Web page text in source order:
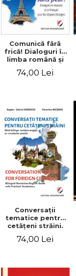
Comunică fără
frică! Dialoguri în
limba română şi
pentru cetăţenii
roumain et en
citoyens
étrangers
74,00 Lei
Conversaţii
tematice pentru
cetăţeni străini.
româno-englez
74,00 Lei